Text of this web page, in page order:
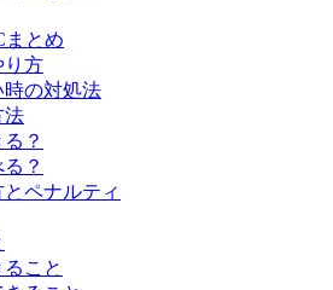
まとめ
り方
の対処法
法
？
？
ペナルティ
こと